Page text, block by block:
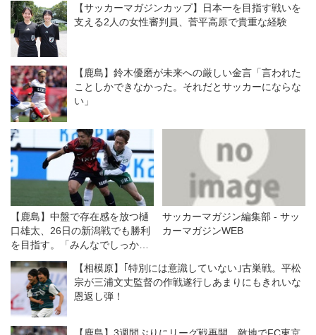
【サッカーマガジンカップ】日本一を目指す戦いを
支える2人の女性審判員、菅平高原で貴重な経験
【鹿島】鈴木優磨が未来への厳しい金言「言われた
ことしかできなかった。それだとサッカーにならな
い」
【鹿島】中盤で存在感を放つ樋
口雄太、26日の新潟戦でも勝利
を目指す。「みんなでしっかり
と戦いたい」
サッカーマガジン編集部 - サッ
カーマガジンWEB
【相模原】｢特別には意識していない｣古巣戦。平松
宗が三浦文丈監督の作戦遂行しあまりにもきれいな
恩返し弾！
【鹿島】3週間ぶりにリーグ戦再開、敵地でFC東京